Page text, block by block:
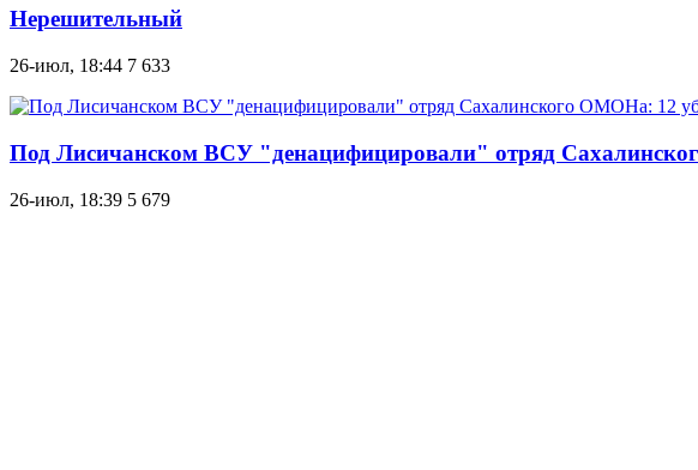
Нерешительный
26-июл, 18:44 7 633
Под Лисичанском ВСУ "денацифицировали" отряд
26-июл, 18:39 5 679